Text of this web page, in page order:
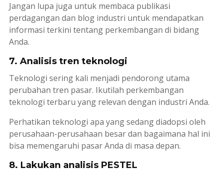
Jangan lupa juga untuk membaca publikasi
perdagangan dan blog industri untuk mendapatkan
informasi terkini tentang perkembangan di bidang
Anda.
7. Analisis tren teknologi
Teknologi sering kali menjadi pendorong utama
perubahan tren pasar. Ikutilah perkembangan
teknologi terbaru yang relevan dengan industri Anda.
Perhatikan teknologi apa yang sedang diadopsi oleh
perusahaan-perusahaan besar dan bagaimana hal ini
bisa memengaruhi pasar Anda di masa depan.
8. Lakukan analisis PESTEL